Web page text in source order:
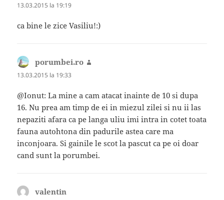
13.03.2015 la 19:19
ca bine le zice Vasiliu!:)
porumbei.ro
13.03.2015 la 19:33
@Ionut: La mine a cam atacat inainte de 10 si dupa
16. Nu prea am timp de ei in miezul zilei si nu ii las
nepaziti afara ca pe langa uliu imi intra in cotet toata
fauna autohtona din padurile astea care ma
inconjoara. Si gainile le scot la pascut ca pe oi doar
cand sunt la porumbei.
valentin